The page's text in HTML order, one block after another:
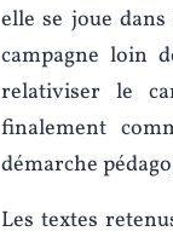
elle se joue dans
campagne loin
relativiser le
finalement
démarche
Les textes